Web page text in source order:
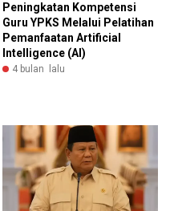
Peningkatan Kompetensi
Guru YPKS Melalui Pelatihan
Pemanfaatan Artificial
Intelligence (AI)
4 bulan lalu